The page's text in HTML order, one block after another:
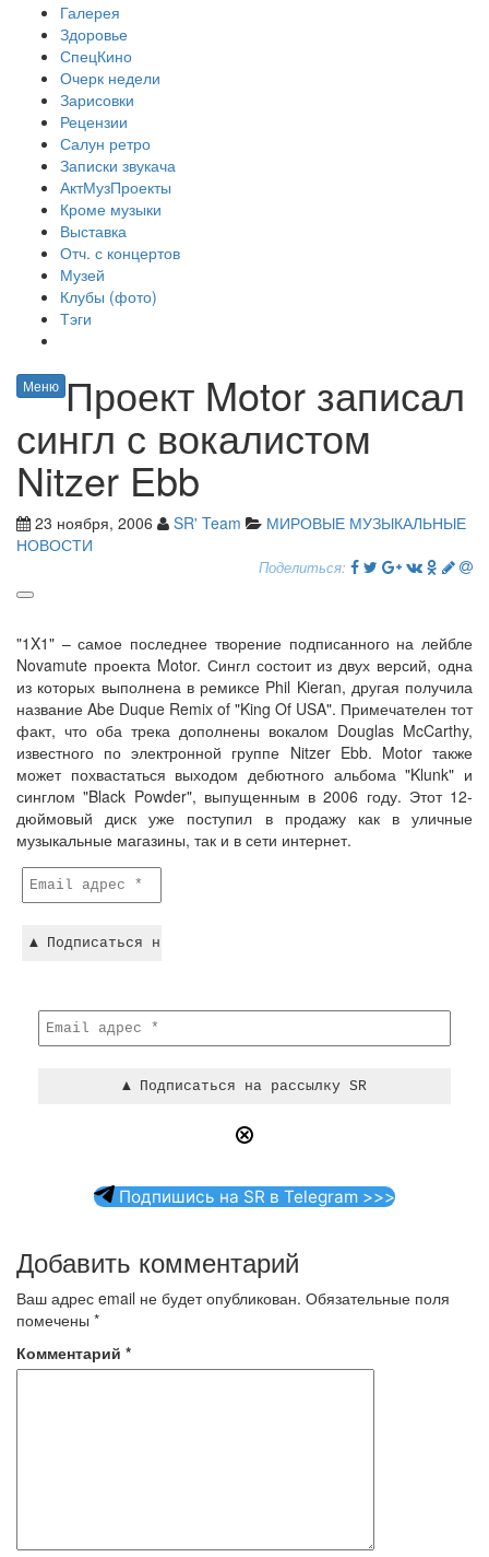
Галерея
Здоровье
СпецКино
Очерк недели
Зарисовки
Рецензии
Салун ретро
Записки звукача
АктМузПроекты
Кроме музыки
Выставка
Отч. с концертов
Музей
Клубы (фото)
Тэги
Меню Проект Motor записал
сингл с вокалистом
Nitzer Ebb
23 ноября, 2006 SR' Team
МИРОВЫЕ МУЗЫКАЛЬНЫЕ
НОВОСТИ
Поделиться:
"1X1" – самое последнее творение подписанного на лейбле
Novamute проекта Motor. Сингл состоит из двух версий, одна
из которых выполнена в ремиксе Phil Kieran, другая получила
название Abe Duque Remix of "King Of USA". Примечателен тот
факт, что оба трека дополнены вокалом Douglas McCarthy,
известного по электронной группе Nitzer Ebb. Motor также
может похвастаться выходом дебютного альбома "Klunk" и
синглом "Black Powder", выпущенным в 2006 году. Этот 12-
дюймовый диск уже поступил в продажу как в уличные
музыкальные магазины, так и в сети интернет.
Подпишись на SR в Telegram >>>
Добавить комментарий
Ваш адрес email не будет опубликован. Обязательные поля
помечены *
Комментарий *